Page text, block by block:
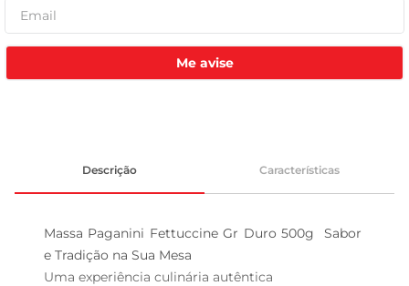
Me avise
Descrição Características
Massa Paganini Fettuccine Gr Duro 500g  Sabor
e Tradição na Sua Mesa
Uma experiência culinária autêntica